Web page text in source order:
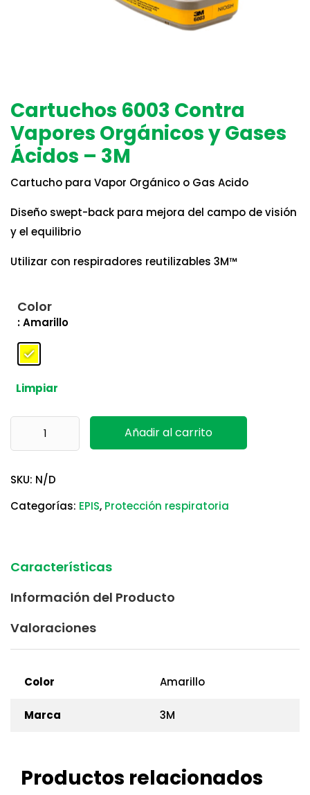
Cartuchos 6003 Contra
Vapores Orgánicos y Gases
Ácidos – 3M
Cartucho para Vapor Orgánico o Gas Acido
Diseño swept-back para mejora del campo de visión
y el equilibrio
Utilizar con respiradores reutilizables 3M™
Color
: Amarillo
Limpiar
Cartuchos 6003 Contra VO/GA 3M cantidad
Añadir al carrito
SKU: N/D
Categorías: EPIS, Protección respiratoria
Características
Información del Producto
Valoraciones
Color Amarillo
Marca 3M
Productos relacionados